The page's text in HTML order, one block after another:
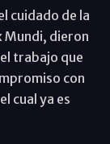
cuidado de la
Mundi, dieron
trabajo que
con
cual ya es